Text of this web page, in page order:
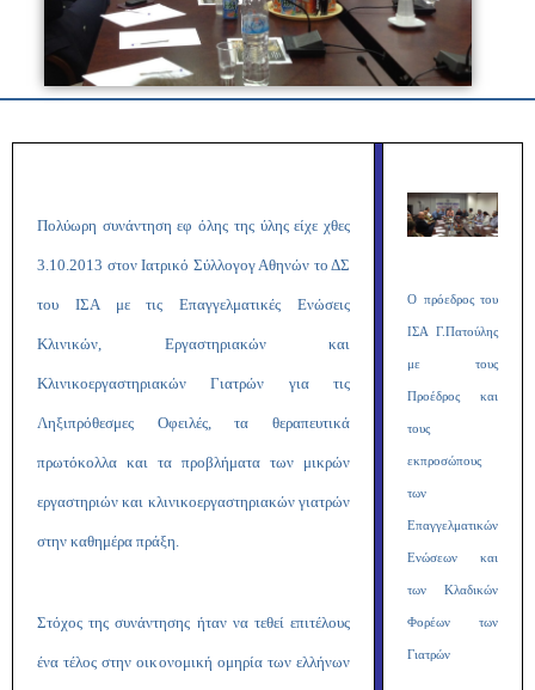
Πολύωρη συνάντηση εφ όλης της ύλης είχε χθες
3.10.2013 στον Ιατρικό Σύλλογογ Αθηνών το ΔΣ
του ΙΣΑ με τις Επαγγελματικές Ενώσεις
Κλινικών, Εργαστηριακών και
Κλινικοεργαστηριακών Γιατρών για τις
Ληξιπρόθεσμες Οφειλές, τα θεραπευτικά
πρωτόκολλα και τα προβλήματα των μικρών
εργαστηριών και κλινικοεργαστηριακών γιατρών
στην καθημέρα πράξη.
Στόχος της συνάντησης ήταν να τεθεί επιτέλους
ένα τέλος στην οικονομική ομηρία των ελλήνων
Ο πρόεδρος του
ΙΣΑ Γ.Πατούλης
με τους
Προέδρος και
τους
εκπροσώπους
των
Επαγγελματικών
Ενώσεων και
των Κλαδικών
Φορέων των
Γιατρών